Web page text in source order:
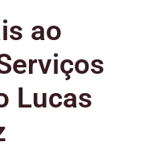
ao
Lucas